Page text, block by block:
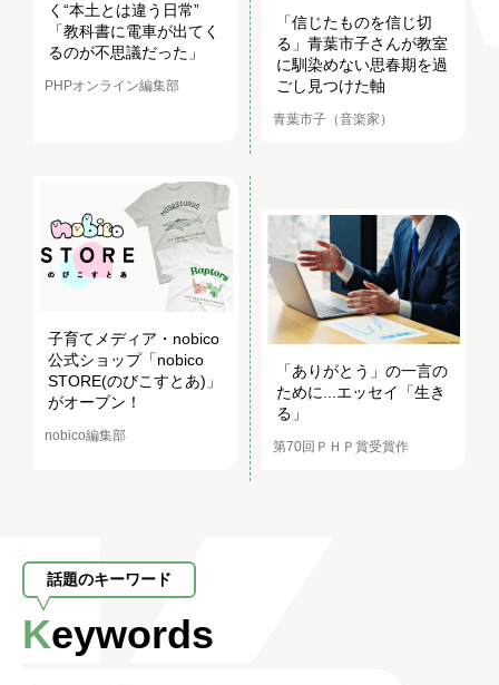
く“本土とは違う日常”
「教科書に電車が出てく
るのが不思議だった」
PHPオンライン編集部
「信じたものを信じ切
る」青葉市子さんが教室
に馴染めない思春期を過
ごし見つけた軸
青葉市子（音楽家）
子育てメディア・nobico
公式ショップ「nobico
STORE(のびこすとあ)」
がオープン！
nobico編集部
「ありがとう」の一言の
ために...エッセイ「生き
る」
第70回ＰＨＰ賞受賞作
話題のキーワード
Keywords